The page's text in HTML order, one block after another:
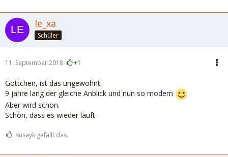
le_xa
Schüler
11. September 2018 +1
Gottchen, ist das ungewohnt.
9 jahre lang der gleiche Anblick und nun so modern
Aber wird schon.
Schön, dass es wieder läuft
susayk gefällt das.